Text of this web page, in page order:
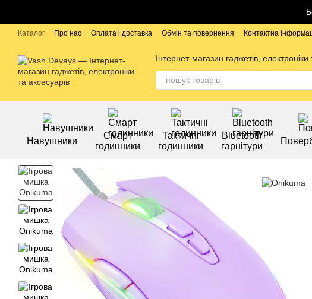
Каталог Про нас Оплата і доставка Обмін та повернення Контактна
Інтернет-магазин гаджетів, електроніки
Навушники
Смарт
годинники
Тактичні
годинники
Bluetooth
гарнітури